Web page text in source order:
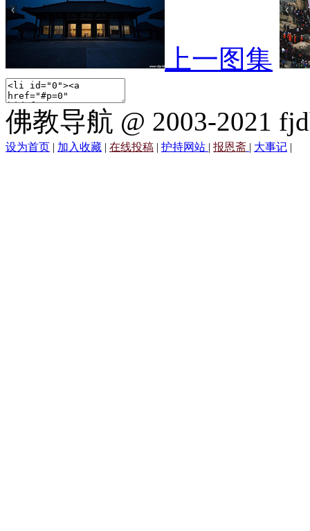
上一图集
佛教导航 @ 2003-2021
设为首页 | 加入收藏 | 在线投稿 | 护持网站 | 报恩斋 | 大事记 |